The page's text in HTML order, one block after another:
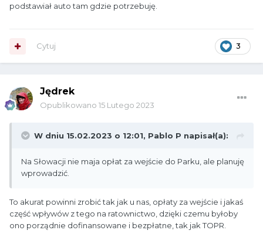
podstawiał auto tam gdzie potrzebuję.
3
Cytuj
Jędrek
Opublikowano 15 Lutego 2023
W dniu 15.02.2023 o 12:01, Pablo P napisał(a):
Na Słowacji nie maja opłat za wejście do Parku, ale planuję
wprowadzić.
To akurat powinni zrobić tak jak u nas, opłaty za wejście i jakaś
część wpływów z tego na ratownictwo, dzięki czemu byłoby
ono porządnie dofinansowane i bezpłatne, tak jak TOPR.